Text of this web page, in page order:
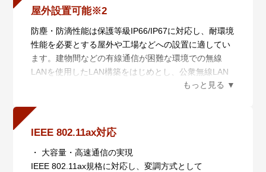
屋外設置可能※2
防塵・防滴性能は保護等級IP66/IP67に対応し、耐環境
性能を必要とする屋外や工場などへの設置に適してい
ます。建物間などの有線通信が困難な環境での無線
LANを使用したLAN構築をはじめとし、公衆無線LAN
サービスエリア、イベント会場などの簡易的なWi-Fiス
※2 W52/W53のチャンネルは屋外使用禁止
IEEE 802.11ax対応
・ 大容量・高速通信の実現
IEEE 802.11ax規格に対応し、変調方式として